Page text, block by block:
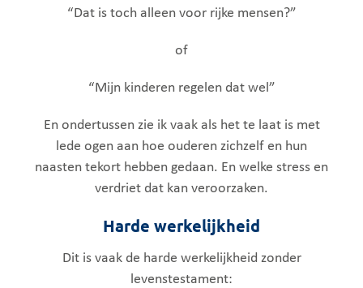
“Dat is toch alleen voor rijke mensen?”
of
“Mijn kinderen regelen dat wel”
En ondertussen zie ik vaak als het te laat is met
lede ogen aan hoe ouderen zichzelf en hun
naasten tekort hebben gedaan. En welke stress en
verdriet dat kan veroorzaken.
Harde werkelijkheid
Dit is vaak de harde werkelijkheid zonder
levenstestament: